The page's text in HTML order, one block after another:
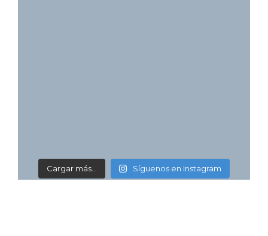
Cargar más... Síguenos en Instagram